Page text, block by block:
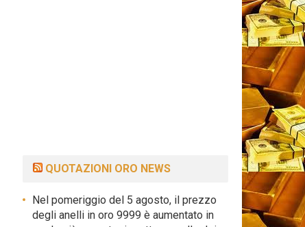
QUOTAZIONI ORO NEWS
Nel pomeriggio del 5 agosto, il prezzo
degli anelli in oro 9999 è aumentato in